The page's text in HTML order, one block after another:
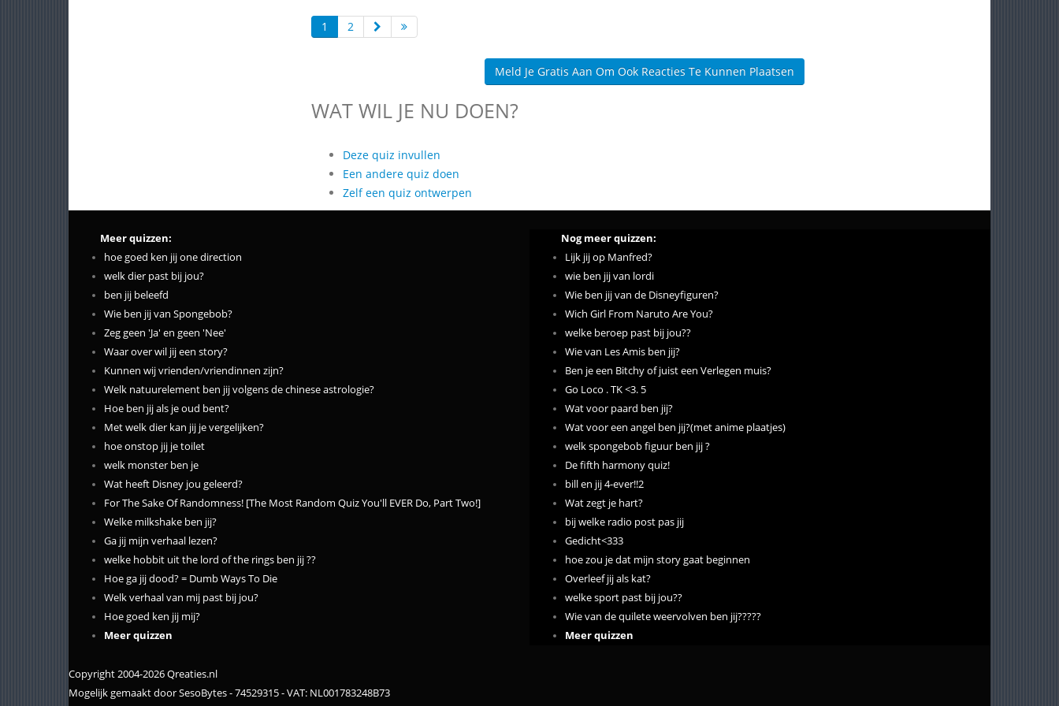
1 2
Meld Je Gratis Aan Om Ook Reacties Te Kunnen Plaatsen
WAT WIL JE NU DOEN?
Deze quiz invullen
Een andere quiz doen
Zelf een quiz ontwerpen
Meer quizzen:
hoe goed ken jij one direction
welk dier past bij jou?
ben jij beleefd
Wie ben jij van Spongebob?
Zeg geen 'Ja' en geen 'Nee'
Waar over wil jij een story?
Kunnen wij vrienden/vriendinnen zijn?
Welk natuurelement ben jij volgens de chinese astrologie?
Hoe ben jij als je oud bent?
Met welk dier kan jij je vergelijken?
hoe onstop jij je toilet
welk monster ben je
Wat heeft Disney jou geleerd?
For The Sake Of Randomness! [The Most Random Quiz You'll EVER Do, Part Two!]
Welke milkshake ben jij?
Ga jij mijn verhaal lezen?
welke hobbit uit the lord of the rings ben jij ??
Hoe ga jij dood? = Dumb Ways To Die
Welk verhaal van mij past bij jou?
Hoe goed ken jij mij?
Meer quizzen
Nog meer quizzen:
Lijk jij op Manfred?
wie ben jij van lordi
Wie ben jij van de Disneyfiguren?
Wich Girl From Naruto Are You?
welke beroep past bij jou??
Wie van Les Amis ben jij?
Ben je een Bitchy of juist een Verlegen muis?
Go Loco . TK <3. 5
Wat voor paard ben jij?
Wat voor een angel ben jij?(met anime plaatjes)
welk spongebob figuur ben jij ?
De fifth harmony quiz!
bill en jij 4-ever!!2
Wat zegt je hart?
bij welke radio post pas jij
Gedicht<333
hoe zou je dat mijn story gaat beginnen
Overleef jij als kat?
welke sport past bij jou??
Wie van de quilete weervolven ben jij?????
Meer quizzen
Copyright 2004-2026 Qreaties.nl
Mogelijk gemaakt door SesoBytes - 74529315 - VAT: NL001783248B73